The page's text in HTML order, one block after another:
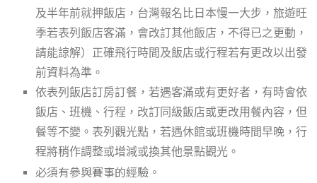
及半年前就押飯店，台灣報名比日本慢一大步，旅遊旺
季若表列飯店客滿，會改訂其他飯店，不得已之更動，
請能諒解）正確飛行時間及飯店或行程若有更改以出發
前資料為準。
依表列飯店訂房訂餐，若遇客滿或有更好者，有時會依
飯店、班機、行程，改訂同級飯店或更改用餐內容，但
餐等不變。表列觀光點，若遇休館或班機時間早晚，行
程將稍作調整或增減或換其他景點觀光。
必須有參與賽事的經驗。